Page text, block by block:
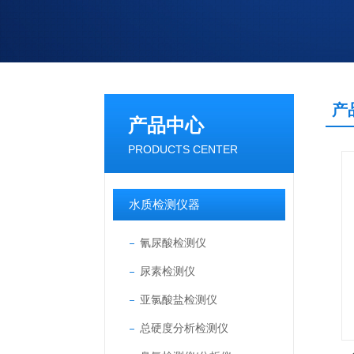
产品中心
PRODUCTS CENTER
水质检测仪器
氰尿酸检测仪
尿素检测仪
亚氯酸盐检测仪
总硬度分析检测仪
产